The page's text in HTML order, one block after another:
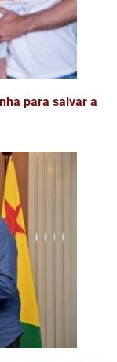
para salvar a